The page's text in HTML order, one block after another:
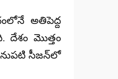
అతిపెద్ద
దేశం మొత్తం
సీజన్‌లో